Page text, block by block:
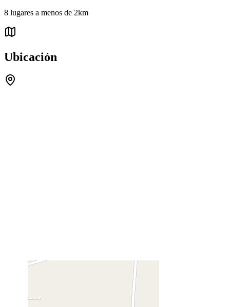
8 lugares a menos de 2km
Ubicación